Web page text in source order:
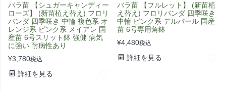
バラ苗 【シュガーキャンディー
ローズ】 (新苗植え替え) フロリ
バンダ 四季咲き 中輪 複色系 オ
レンジ系 ピンク系 メイアン 国
産苗 6号スリット鉢 強健 病気
に強い 耐病性あり
¥3,780税込
詳細を見る
バラ苗 【フルレット】 (新苗植
え替え) フロリバンダ 四季咲き
中輪 ピンク系 デルバール 国産
苗 6号専用角鉢
¥4,480税込
詳細を見る